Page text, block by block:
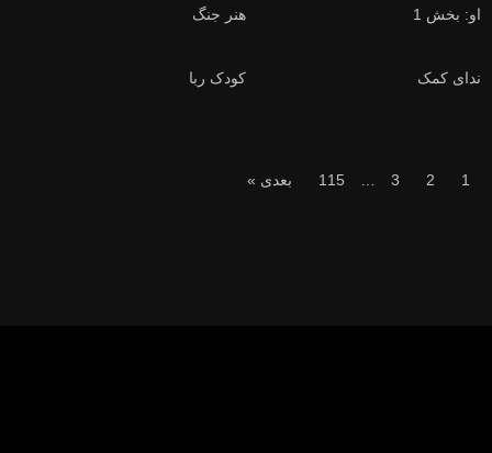
او: بخش 1
هنر جنگ
ندای کمک
کودک ربا
1
2
3
115 بعدی »